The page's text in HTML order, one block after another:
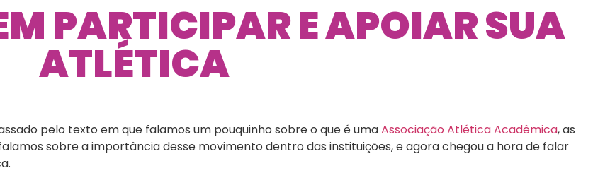
PARTICIPAR E APOIAR SUA
ATLÉTICA
pelo texto em que falamos um pouquinho sobre o que é umaAssociação Atlética Acadêmica, as
sobre a importância desse movimento dentro das instituições, e agora chegou a hora de falar